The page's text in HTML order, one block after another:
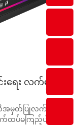
းရေး လက်မှတ်
လမ်းများကို ကျွန်ုပ်တို့ အသေးစိပ်လေ့လာပါမည်။ PC ပါဝါထောက်ပံ့မှုများအတွက် အရေးကြီးဆုံးဘေးကင်းလုံခြုံရေး အသိအမှတ်ပြုလက်မှတ်များထဲမှတစ်ခုမှာ UL (Underwriters Laboratories) လက်မှတ်ဖြစ်သည်။ UL သည် လျှပ်စစ်ထုတ်ကုန်များအတွက် တင်းကြပ်သော ဘေးကင်းရေး စံနှုန်းများကို သတ်မှတ်ပေးသည့် ကမ္ဘာတစ်ဝှမ်း အသိအမှတ်ပြု စမ်းသပ်ခြင်းနှင့် အသိအမှတ်ပြု လက်မှတ် အဖွဲ့အစည်းတစ်ခုဖြစ်သည်။ UL လက်မှတ်ရရှိရန်၊ ပါဝါထောက်ပံ့ထုတ်လုပ်သူများသည် ၎င်းတို့၏ထုတ်ကုန်များကို အဖွဲ့အစည်း၏ဘေးကင်းရေးလိုအပ်ချက်များနှင့် ကိုက်ညီကြောင်း သေချာစေရန် တင်းကျပ်သောစမ်းသပ်မှုလုပ်ထုံးလုပ်နည်းများထံ တင်ပြရမည်ဖြစ်သည်။ UL လက်မှတ်အတွက် စံသတ်မှတ်ချက်များတွင် လျှပ်ကာခံနိုင်ရည်၊ ယိုစိမ့်သောလျှပ်စီးကြောင်းနှင့် dielectric strength ကဲ့သို့သော လျှပ်စစ်အန္တရာယ်အတွက် စမ်းသပ်မှုများ ပါဝင်သည်။ ပါဝါထောက်ပံ့သူများသည် ၎င်းတို့၏ထုတ်ကုန်များသည် ဗို့အားထိန်းညှိမှုနှင့် ပါဝါထိရောက်မှုကဲ့သို့သော သီးခြားစွမ်းဆောင်ရည်စံနှုန်းများနှင့် ကိုက်ညီကြောင်း သေချာစေရမည်။ ထို့အပြင်၊ UL လက်မှတ်သည် လျှပ်စစ်သံလိုက်လိုက်ဖက်မှု (EMC) အတွက် ပါဝါထောက်ပံ့မှုများကို အခြားအီလက်ထရွန်နစ်ပစ္စည်းများနှင့် အနှောင့်အယှက်မဖြစ်စေကြောင်း သေချာစေရန်အတွက် လိုအပ်ပါသည်။ PC ပါဝါထောက်ပံ့မှုများအတွက် နောက်ထပ်အရေးကြီးသော ဘေးကင်းလုံခြုံရေး အသိအမှတ်ပြုလက်မှတ်မှာ FCC (ဖက်ဒရယ်ဆက်သွယ်ရေးကော်မရှင်) အသိအမှတ်ပြုလက်မှတ်ဖြစ်သည်။ FCC သည် အီလက်ထရွန်းနစ်ပစ္စည်းများ ဆက်သွယ်ရေးစနစ်များကို မနှောင့်ယှက်ကြောင်း သေချာစေရန်အတွက် လျှပ်စစ်သံလိုက်ဝင်ရောက်စွက်ဖက်မှု (EMI) နှင့် ရေဒီယိုကြိမ်နှုန်းကြားဖြတ် (RFI) တို့အတွက် စံနှုန်းများကို ချမှတ်ထားသည်။ ပါဝါထောက်ပံ့ထုတ်လုပ်သူများသည် ၎င်းတို့၏ထုတ်ကုန်များသည် အခြားအီလက်ထရွန်နစ်ပစ္စည်းများအား အနှောင့်အယှက်မဖြစ်အောင် ကာကွယ်ရန်နှင့် ဖြစ်ပေါ်လာနိုင်သော ကျန်းမာရေးအန္တရာယ်များမှ စားသုံးသူများကို ကာကွယ်ရန်အတွက် ၎င်းတို့၏ထုတ်ကုန်များကို FCC စည်းမျဉ်းများနှင့်အညီ လိုက်နာကြောင်း သေချာစေရမည်။ UL နှင့် FCC အသိအမှတ်ပြုလက်မှတ်များအပြင်၊ ပါဝါထောက်ပံ့သူများသည် CSA (Canadian Standards Association) နှင့် CE (Conformité Européenne) ကဲ့သို့သော အခြားအဖွဲ့အစည်းများထံမှ အသိအမှတ်ပြုလက်မှတ်များကို တောင်းခံနိုင်သည်။ ဤအသိအမှတ်ပြုလက်မှတ်များသည် ကနေဒါနှင့် ဥရောပရှိ စည်းကမ်းထိန်းသိမ်းရေးအဖွဲ့များမှ သတ်မှတ်ထားသော ဘေးကင်းမှုနှင့် စွမ်းဆောင်ရည်စံနှုန်းများနှင့် ကိုက်ညီကြောင်း သက်သေပြပါသည်။ ဘေးကင်းရေး အသိအမှတ်ပြုလက်မှတ်များအတွက် PC ပါဝါထောက်ပံ့မှုများကို စမ်းသပ်သည့်အခါ၊ ပါဝါထောက်ပံ့ထုတ်လုပ်သူများသည် ၎င်းတို့၏ထုတ်ကုန်များ၏ သမာဓိနှင့် ယုံကြည်စိတ်ချရမှုကို သေချာစေရန် တင်းကျပ်သော စမ်းသပ်မှုနည်းလမ်းများကို လိုက်နာရမည်ဖြစ်သည်။ စမ်းသပ်ခြင်းနည်းလမ်းများတွင် ပါဝါထောက်ပံ့မှု၏ အပူကို ပြေပျောက်စေနိုင်စွမ်းကို အကဲဖြတ်ရန် အပူစမ်းသပ်ခြင်း၊ ကွဲပြားခြားနားသော အပူချိန်နှင့် စိုထိုင်းဆအခြေအနေများအောက်တွင် ထုတ်ကုန်၏စွမ်းဆောင်ရည်ကို အကဲဖြတ်ရန် ပတ်ဝန်းကျင်စမ်းသပ်ခြင်းနှင့် ပါဝါထောက်ပံ့မှုသည် ရုပ်ပိုင်းဆိုင်ရာဖိစီးမှုကို ခံနိုင်ရည်ရှိစေရန် စက်ပိုင်းဆိုင်ရာ စမ်းသပ်ခြင်းတို့ ပါဝင်နိုင်သည်။ ယေဘုယျအားဖြင့်၊ P